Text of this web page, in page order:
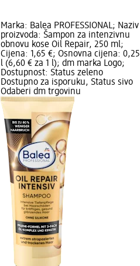
Marka: Balea PROFESSIONAL; Naziv
proizvoda: Šampon za intenzivnu
obnovu kose Oil Repair, 250 ml;
Cijena: 1,65 €; Osnovna cijena: 0,25
l (6,60 € za 1 l); dm marka Logo;
Dostupnost: Status zeleno
Dostupno za isporuku, Status sivo
Odaberi dm trgovinu